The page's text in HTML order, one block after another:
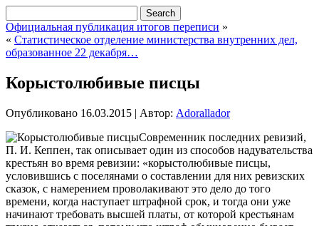
Официальная публикация итогов переписи »
« Статистическое отделение министерства внутренних дел,
образованное 22 декабря…
Корыстолюбивые писцы
Опубликовано 16.03.2015 | Автор: Adorallador
Современник последних ревизий,
П. И. Кеппен, так описывает один из способов надувательства
крестьян во время ревизии: «корыстолюбивые писцы,
условившись с поселянами о составлении для них ревизских
сказок, с намерением проволакивают это дело до того
времени, когда наступает штрафной срок, и тогда они уже
начинают требовать высшей платы, от которой крестьянам